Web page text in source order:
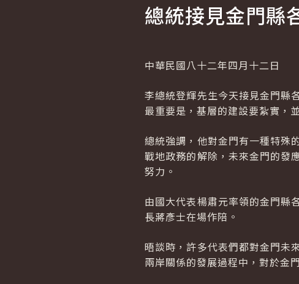
總統接見金門縣
中華民國八十二年四月十二日
李總統登輝先生今天接見金門縣
最重要是，基層的建設要紮實，
總統強調，他對金門有一種特殊
戰地政務的解除，未來金門的發
努力。
由國大代表楊肅元率領的金門縣
長蔣彥士在場作陪。
晤談時，許多代表們都對金門未
兩岸關係的發展過程中，對於金